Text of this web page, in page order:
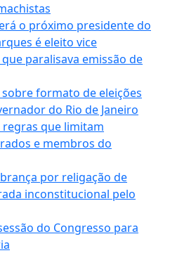
o próximo presidente do
é eleito vice
paralisava emissão de
formato de eleições
do Rio de Janeiro
regras que limitam
e membros do
por religação de
inconstitucional pelo
do Congresso para